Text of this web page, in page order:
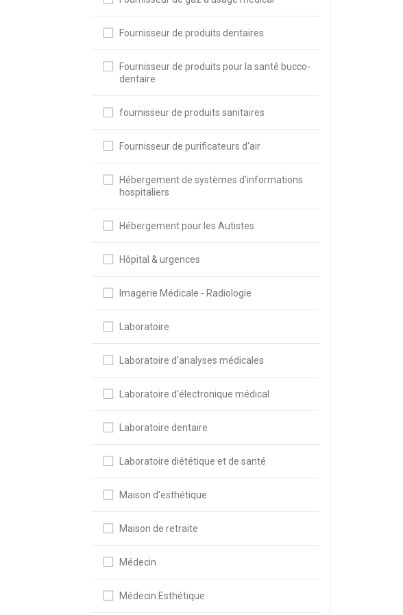
Fournisseur de produits dentaires
Fournisseur de produits pour la santé bucco-
dentaire
fournisseur de produits sanitaires
Fournisseur de purificateurs d'air
Hébergement de systèmes d'informations
hospitaliers
Hébergement pour les Autistes
Hôpital & urgences
Imagerie Médicale - Radiologie
Laboratoire
Laboratoire d'analyses médicales
Laboratoire d'électronique médical
Laboratoire dentaire
Laboratoire diététique et de santé
Maison d'esthétique
Maison de retraite
Médecin
Médecin Esthétique